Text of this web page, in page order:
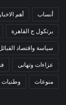
أنساب أهم الاخبار
برتكول ج القاهرة
سياسة واقتصاد
عزاءات وتهانى
منوعات وطنيات